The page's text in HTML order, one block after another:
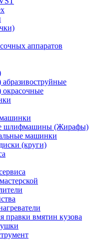
аппаратов
шлифмашины (Жирафы)
машинки
(круги)
правки вмятин кузова